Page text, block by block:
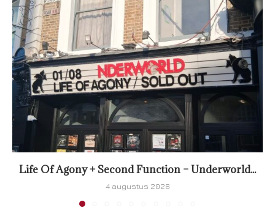
Life Of Agony + Second Function – Underworld...
4 augustus 2026